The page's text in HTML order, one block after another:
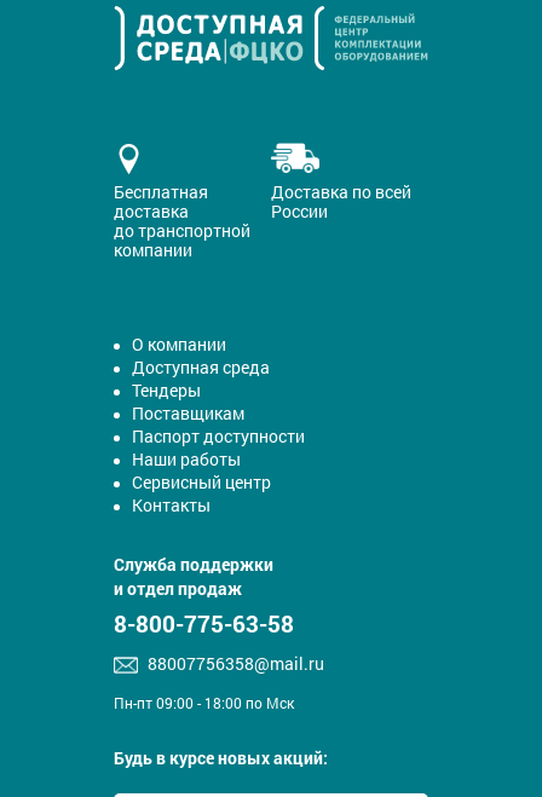
Бесплатная
доставка
до транспортной
компании
Доставка по всей
России
О компании
Доступная среда
Тендеры
Поставщикам
Паспорт доступности
Наши работы
Сервисный центр
Контакты
Служба поддержки
и отдел продаж
8-800-775-63-58
88007756358@mail.ru
Пн-пт 09:00 - 18:00 по Мск
Будь в курсе новых акций: